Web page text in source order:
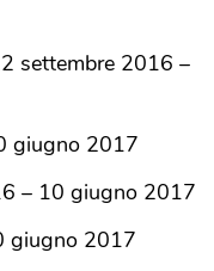
settembre 2016 –
giugno 2017
– 10 giugno 2017
giugno 2017